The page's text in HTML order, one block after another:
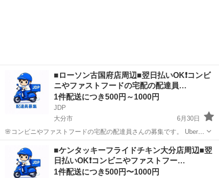
■ローソン古国府店周辺■翌日払いOK❗️コンビ
ニやファストフードの宅配の配達員…
1件配送につき500円～1000円
JDP
大分市
6月30日
🌸コンビニやファストフードの宅配の配達員さんの募集です。 Uber
eatsや出前館のように配達専用アプリを使用していただき、オファー
内容を確認していただいてから受ける受けないは自由となります。 配
達時の使用...
配送 ファストフード
■ケンタッキーフライドチキン大分店周辺■翌
日払いOK❗️コンビニやファストフー…
1件配送につき500円〜1000円